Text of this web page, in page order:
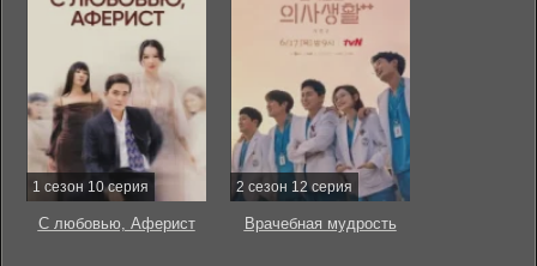
1 сезон 10 серия
С любовью, Аферист
2 сезон 12 серия
Врачебная мудрость